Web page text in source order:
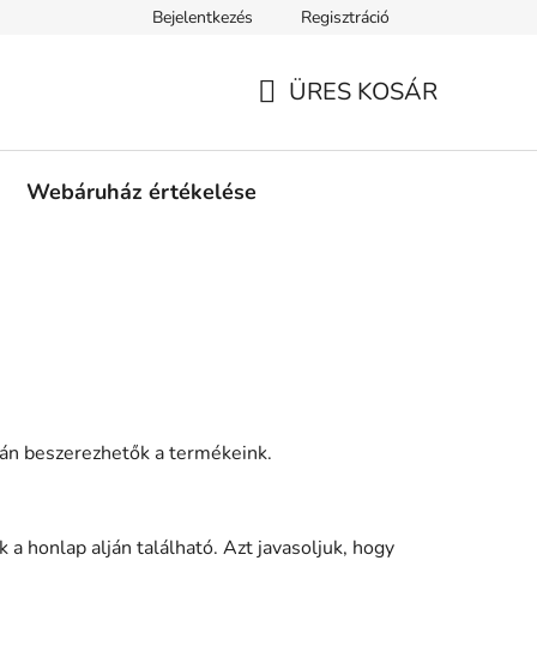
Fizetési feltételek Kereskedőknek
Bejelentkezés Regisztráció
ÜRES KOSÁR
Webáruház értékelése
beszerezhetők a termékeink.
honlap alján található. Azt javasoljuk, hogy